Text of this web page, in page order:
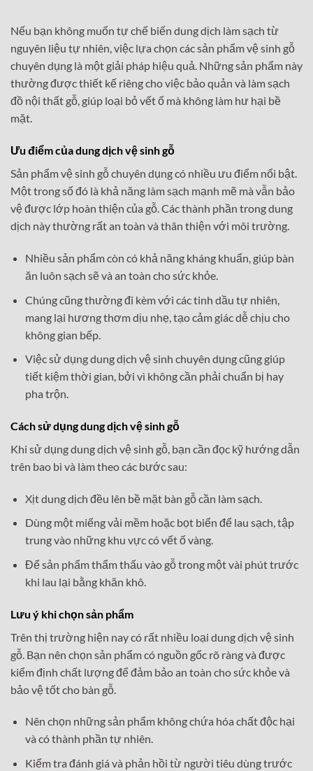
Nếu bạn không muốn tự chế biến dung dịch làm sạch từ
nguyên liệu tự nhiên, việc lựa chọn các sản phẩm vệ sinh gỗ
chuyên dụng là một giải pháp hiệu quả. Những sản phẩm này
thường được thiết kế riêng cho việc bảo quản và làm sạch
đồ nội thất gỗ, giúp loại bỏ vết ố mà không làm hư hại bề
mặt.
Ưu điểm của dung dịch vệ sinh gỗ
Sản phẩm vệ sinh gỗ chuyên dụng có nhiều ưu điểm nổi bật.
Một trong số đó là khả năng làm sạch mạnh mẽ mà vẫn bảo
vệ được lớp hoàn thiện của gỗ. Các thành phần trong dung
dịch này thường rất an toàn và thân thiện với môi trường.
Nhiều sản phẩm còn có khả năng kháng khuẩn, giúp bàn
ăn luôn sạch sẽ và an toàn cho sức khỏe.
Chúng cũng thường đi kèm với các tinh dầu tự nhiên,
mang lại hương thơm dịu nhẹ, tạo cảm giác dễ chịu cho
không gian bếp.
Việc sử dụng dung dịch vệ sinh chuyên dụng cũng giúp
tiết kiệm thời gian, bởi vì không cần phải chuẩn bị hay
pha trộn.
Cách sử dụng dung dịch vệ sinh gỗ
Khi sử dụng dung dịch vệ sinh gỗ, bạn cần đọc kỹ hướng dẫn
trên bao bì và làm theo các bước sau:
Xịt dung dịch đều lên bề mặt bàn gỗ cần làm sạch.
Dùng một miếng vải mềm hoặc bọt biển để lau sạch, tập
trung vào những khu vực có vết ố vàng.
Để sản phẩm thẩm thấu vào gỗ trong một vài phút trước
khi lau lại bằng khăn khô.
Lưu ý khi chọn sản phẩm
Trên thị trường hiện nay có rất nhiều loại dung dịch vệ sinh
gỗ. Bạn nên chọn sản phẩm có nguồn gốc rõ ràng và được
kiểm định chất lượng để đảm bảo an toàn cho sức khỏe và
bảo vệ tốt cho bàn gỗ.
Nên chọn những sản phẩm không chứa hóa chất độc hại
và có thành phần tự nhiên.
Kiểm tra đánh giá và phản hồi từ người tiêu dùng trước